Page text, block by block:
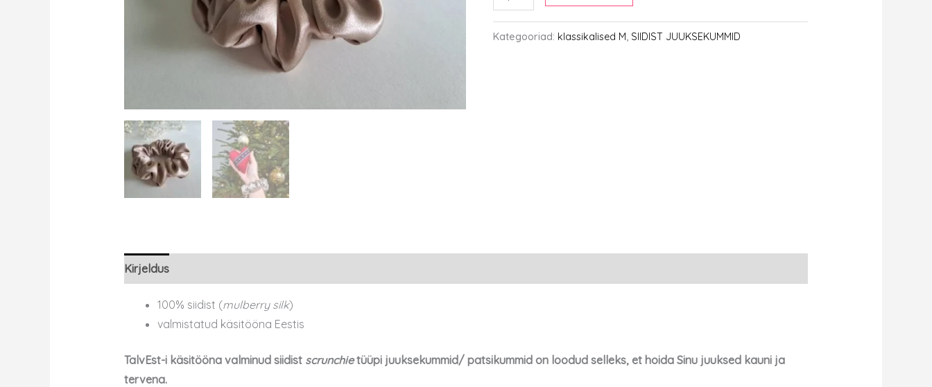
juuksekumm
-Kategooriad: klassikalised M, SIIDIST JUUKSEKUMMID
Kirjeldus
100% siidist (mulberry silk)
valmistatud käsitööna Eestis
TalvEst-i käsitööna valminud siidist scrunchietüüpi juuksekummid/ patsikummid on loodud selleks, et hoida Sinu juuksed kauni ja
tervena.